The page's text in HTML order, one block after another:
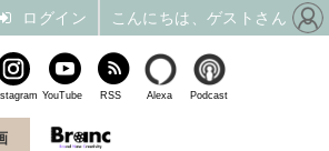
YouTube RSS Alexa Podcast
ログイン こんにちは、ゲストさん